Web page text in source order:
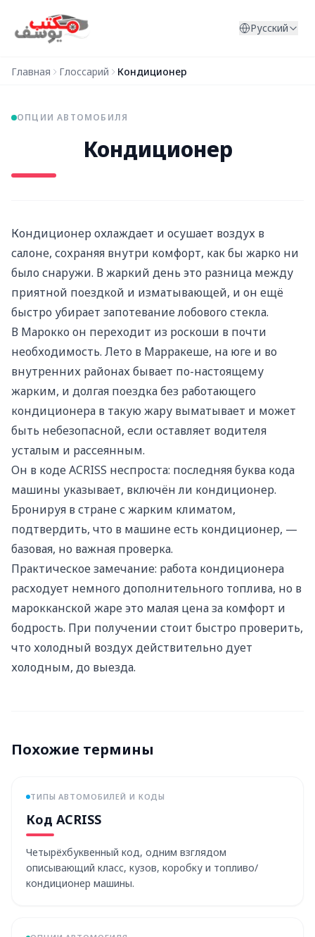
Русский
Главная Глоссарий Кондиционер
ОПЦИИ АВТОМОБИЛЯ
Кондиционер
Кондиционер охлаждает и осушает воздух в
салоне, сохраняя внутри комфорт, как бы жарко ни
было снаружи. В жаркий день это разница между
приятной поездкой и изматывающей, и он ещё
быстро убирает запотевание лобового стекла.
В Марокко он переходит из роскоши в почти
необходимость. Лето в Марракеше, на юге и во
внутренних районах бывает по-настоящему
жарким, и долгая поездка без работающего
кондиционера в такую жару выматывает и может
быть небезопасной, если оставляет водителя
усталым и рассеянным.
Он в коде ACRISS неспроста: последняя буква кода
машины указывает, включён ли кондиционер.
Бронируя в стране с жарким климатом,
подтвердить, что в машине есть кондиционер, —
базовая, но важная проверка.
Практическое замечание: работа кондиционера
расходует немного дополнительного топлива, но в
марокканской жаре это малая цена за комфорт и
бодрость. При получении стоит быстро проверить,
что холодный воздух действительно дует
холодным, до выезда.
Похожие термины
ТИПЫ АВТОМОБИЛЕЙ И КОДЫ
Код ACRISS
Четырёхбуквенный код, одним взглядом
описывающий класс, кузов, коробку и топливо/
кондиционер машины.